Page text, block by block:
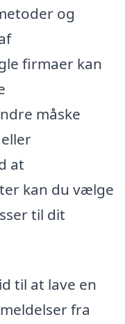
og
firmaer kan
måske
at
kan du vælge
til dit
til at lave en
fra